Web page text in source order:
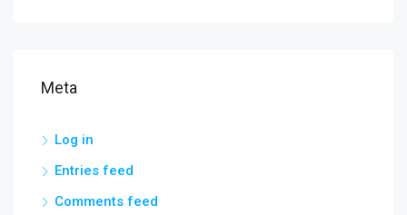
Meta
Log in
Entries feed
Comments feed